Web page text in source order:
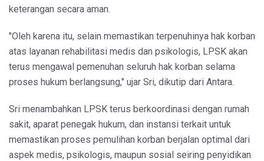
keterangan secara aman.
"Oleh karena itu, selain memastikan terpenuhinya hak korban
atas layanan rehabilitasi medis dan psikologis, LPSK akan
terus mengawal pemenuhan seluruh hak korban selama
proses hukum berlangsung," ujar Sri, dikutip dari Antara.
Sri menambahkan LPSK terus berkoordinasi dengan rumah
sakit, aparat penegak hukum, dan instansi terkait untuk
memastikan proses pemulihan korban berjalan optimal dari
aspek medis, psikologis, maupun sosial seiring penyidikan